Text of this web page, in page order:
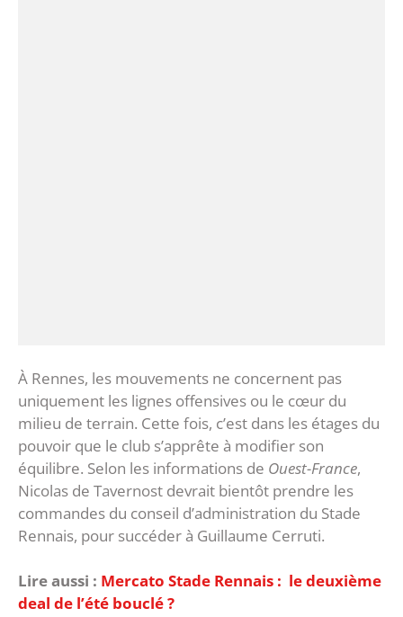
‎À Rennes, les mouvements ne concernent pas
uniquement les lignes offensives ou le cœur du
milieu de terrain. Cette fois, c’est dans les étages du
pouvoir que le club s’apprête à modifier son
équilibre. Selon les informations de Ouest-France,
Nicolas de Tavernost devrait bientôt prendre les
commandes du conseil d’administration du Stade
Rennais, pour succéder à Guillaume Cerruti.
Lire aussi : Mercato Stade Rennais : le deuxième
deal de l’été bouclé ?